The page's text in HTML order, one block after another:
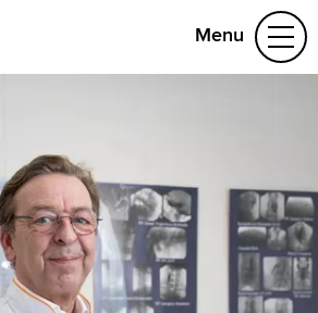
Menu
Folders
Contact
(078) 654 22 19